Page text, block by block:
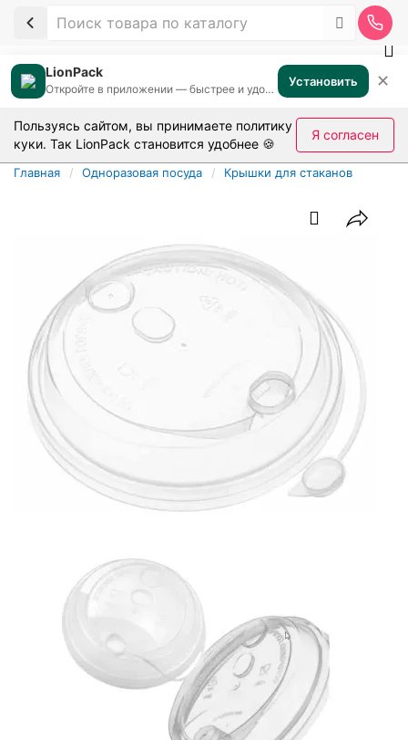
LionPack
Откройте в приложении — быстрее и удобнее Установить ✕
Пользуясь сайтом, вы принимаете политику
куки. Так LionPack становится удобнее 🍪
Я согласен
Главная Одноразовая посуда Крышки для стаканов